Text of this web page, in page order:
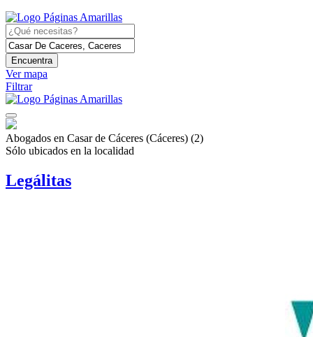
Encuentra
Ver mapa
Filtrar
Abogados en Casar de Cáceres (Cáceres) (2)
Sólo ubicados en la localidad
Legálitas